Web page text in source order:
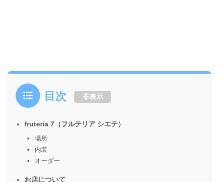
目次 非表示
fruteria 7（フルテリア シエテ）
場所
内装
オーダー
お店について